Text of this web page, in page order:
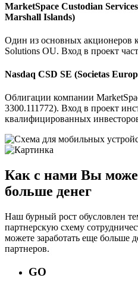
MarketSpace Custodian
Marshall Islands)
Один из основных акционеров
Solutions OU. Вход в проект
Nasdaq CSD SE (Societas
Облигации компании
3300.111772). Вход в проект
квалифицированных
Как с нами Вы
больше денег
Наш бурный рост обусловлен
партнерскую схему
можете заработать еще больше
партнеров.
GO